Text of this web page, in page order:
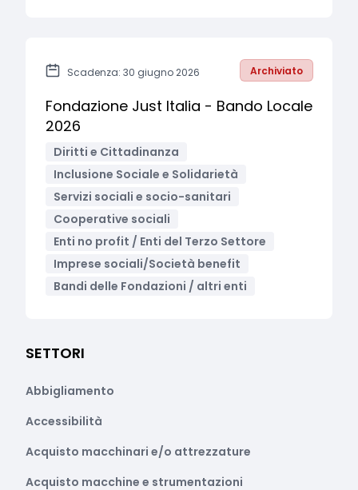
Scadenza: 30 giugno 2026 Archiviato
Fondazione Just Italia - Bando Locale
2026
Diritti e Cittadinanza
Inclusione Sociale e Solidarietà
Servizi sociali e socio-sanitari
Cooperative sociali
Enti no profit / Enti del Terzo Settore
Imprese sociali/Società benefit
Bandi delle Fondazioni / altri enti
SETTORI
Abbigliamento
Accessibilità
Acquisto macchinari e/o attrezzature
Acquisto macchine e strumentazioni